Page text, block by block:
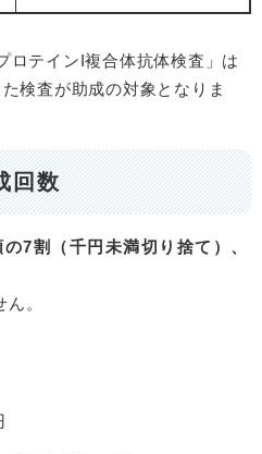
テインI複合体抗体検査」は
検査が助成の対象となりま
回数
7割（千円未満切り捨て）、
。